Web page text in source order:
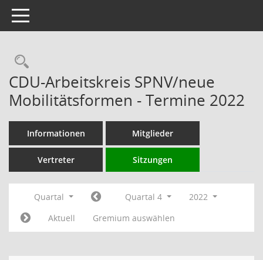
Toggle navigation
Rechercheauswahl
CDU-Arbeitskreis SPNV/neue
Mobilitätsformen - Termine 2022
Informationen Mitglieder
Vertreter Sitzungen
Quartal Quartal 4
2022
Aktuell
Gremium auswählen